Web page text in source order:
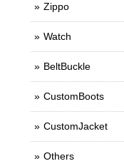
Zippo
Watch
BeltBuckle
CustomBoots
CustomJacket
Others